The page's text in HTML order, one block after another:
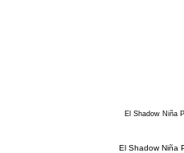
El Shadow Niña
El Shadow Niña